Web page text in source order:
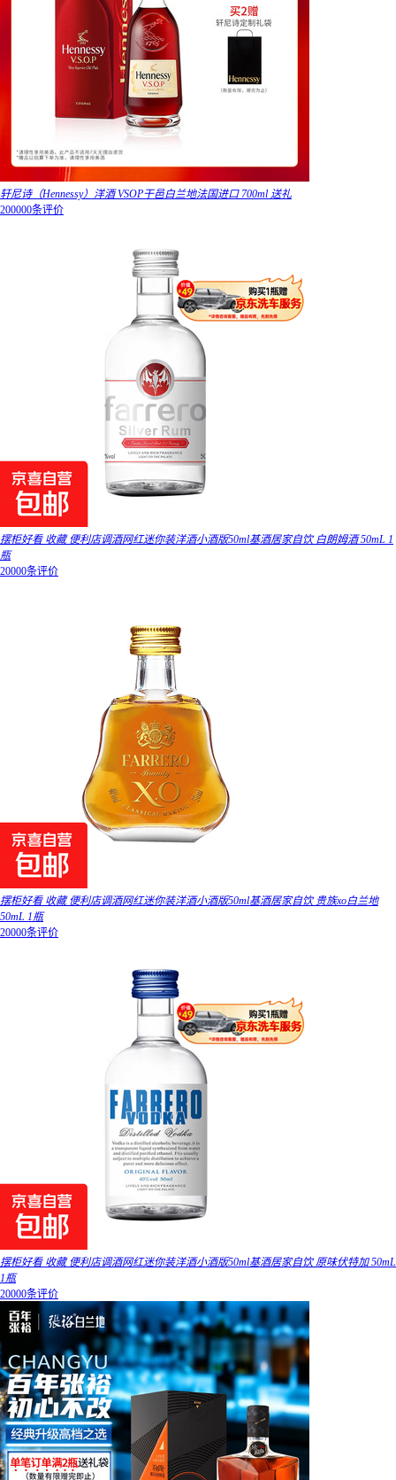
轩尼诗（Hennessy）洋酒 VSOP干邑白兰地法国进口 700ml 送礼
200000条评价
摆柜好看 收藏 便利店调酒网红迷你装洋酒小酒版50ml基酒居家自饮 白朗姆酒 50mL 1
瓶
20000条评价
摆柜好看 收藏 便利店调酒网红迷你装洋酒小酒版50ml基酒居家自饮 贵族xo白兰地
50mL 1瓶
20000条评价
摆柜好看 收藏 便利店调酒网红迷你装洋酒小酒版50ml基酒居家自饮 原味伏特加 50mL
1瓶
20000条评价